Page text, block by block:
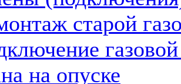
старой
на опуске